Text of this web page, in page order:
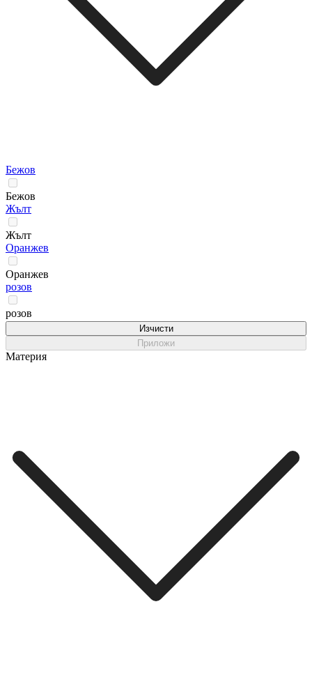
Бежов
Бежов
Жълт
Жълт
Оранжев
Оранжев
розов
розов
Изчисти
Приложи
Материя